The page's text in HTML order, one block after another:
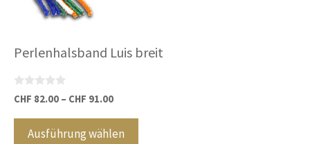
Perlenhalsband Luis breit
0
v
CHF 82.00 – CHF 91.00
Ausführung wählen
Produktseite
werden